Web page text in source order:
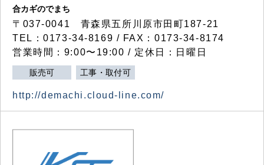
合カギのでまち
〒037-0041 青森県五所川原市田町187-21
TEL：0173-34-8169 / FAX：0173-34-8174
営業時間：9:00〜19:00 / 定休日：日曜日
販売可 工事・取付可
http://demachi.cloud-line.com/